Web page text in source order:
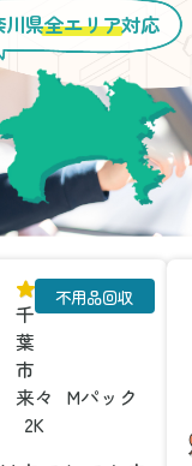
川県全エリア対応
千
葉
市
来々
Mパック
2K
不用品回収